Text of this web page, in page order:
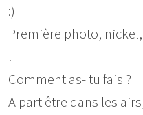
:)
Première photo,
!
Comment as- tu fais ?
A part être dans les